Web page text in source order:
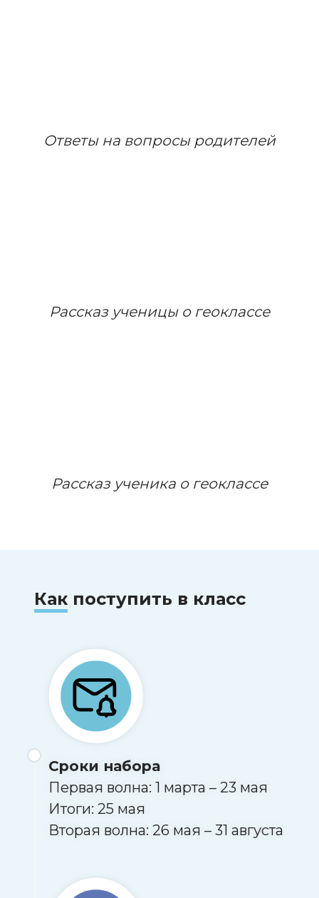
Ответы на вопросы родителей
Рассказ ученицы о геоклассе
Рассказ ученика о геоклассе
Как поступить в класс
Сроки набора
Первая волна: 1 марта – 23 мая
Итоги: 25 мая
Вторая волна: 26 мая – 31 августа